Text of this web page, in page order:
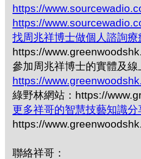
https://
https://
找周兆祥博士做個人諮詢療
https://
參加周兆祥博士的實體及線
https://
綠野林網站：https://
更多祥哥的智慧技藝知識分
https://
聯絡祥哥：